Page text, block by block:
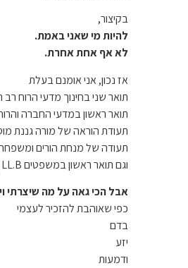
בקיצור,
להיות מי שאני באמת.
לא אף אחת אחרת.
אז נכון, אני אומנם בעלת
תואר שני בחינוך מדעי הרוח
תואר ראשון במדעי החברה
תעודת הוראה של מורה גננת
תעודה של מנחת הורים
וגם תואר ראשון במשפטים LL.B (המרכז האקדמי למשפט ועסקים ברמת גן)
אבל הכי גאה על מה שיצרתי
כפי שאוהבת להזכיר לעצמי
בדם
יזע
ודמעות